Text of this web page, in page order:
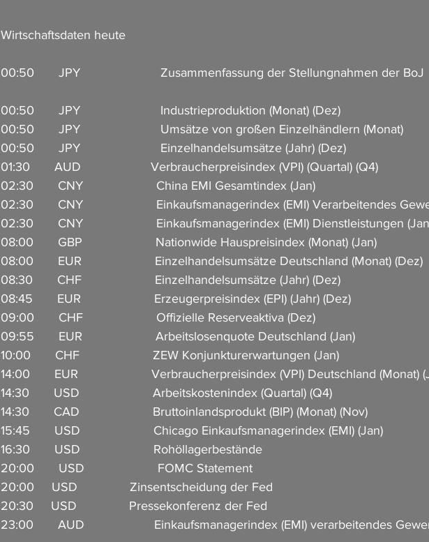
Wirtschaftsdaten heute
00:50       JPY                       Zusammenfassung der
00:50       JPY                       Industrieproduktion (Monat) (Dez)
00:50       JPY                       Umsätze von großen Einzelhändlern
00:50       JPY                       Einzelhandelsumsätze (Jahr) (Dez)
01:30       AUD                    Verbraucherpreisindex (VPI) (Quartal) (Q4)
02:30       CNY                     China EMI Gesamtindex (Jan)
02:30       CNY                     Einkaufsmanagerindex (EMI) Verarbeitendes
02:30       CNY                     Einkaufsmanagerindex (EMI) Dienstleistungen
08:00       GBP                     Nationwide Hauspreisindex
08:00       EUR                     Einzelhandelsumsätze
08:30       CHF                     Einzelhandelsumsätze (Jahr) (Dez)
08:45       EUR                     Erzeugerpreisindex (EPI) (Jahr) (Dez)
09:00       CHF                     Offizielle Reserveaktiva
09:55       EUR                     Arbeitslosenquote Deutschland (Jan)
10:00       CHF                     ZEW Konjunkturerwartungen (Jan)
14:00       EUR                     Verbraucherpreisindex (VPI) Deutschland (Monat)
14:30       USD                     Arbeitskostenindex (Quartal) (Q4)
14:30       CAD                     Bruttoinlandsprodukt (BIP) (Monat) (Nov)
15:45       USD                     Chicago Einkaufsmanagerindex (EMI) (Jan)
16:30       USD                     Rohöllagerbestände
20:00       USD                     FOMC Statement
20:00     USD               Zinsentscheidung der Fed
20:30     USD               Pressekonferenz der Fed
23:00       AUD                    Einkaufsmanagerindex (EMI)